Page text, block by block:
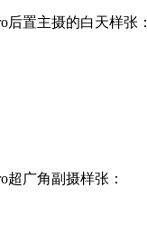
后置主摄的白天样张：
超广角副摄样张：